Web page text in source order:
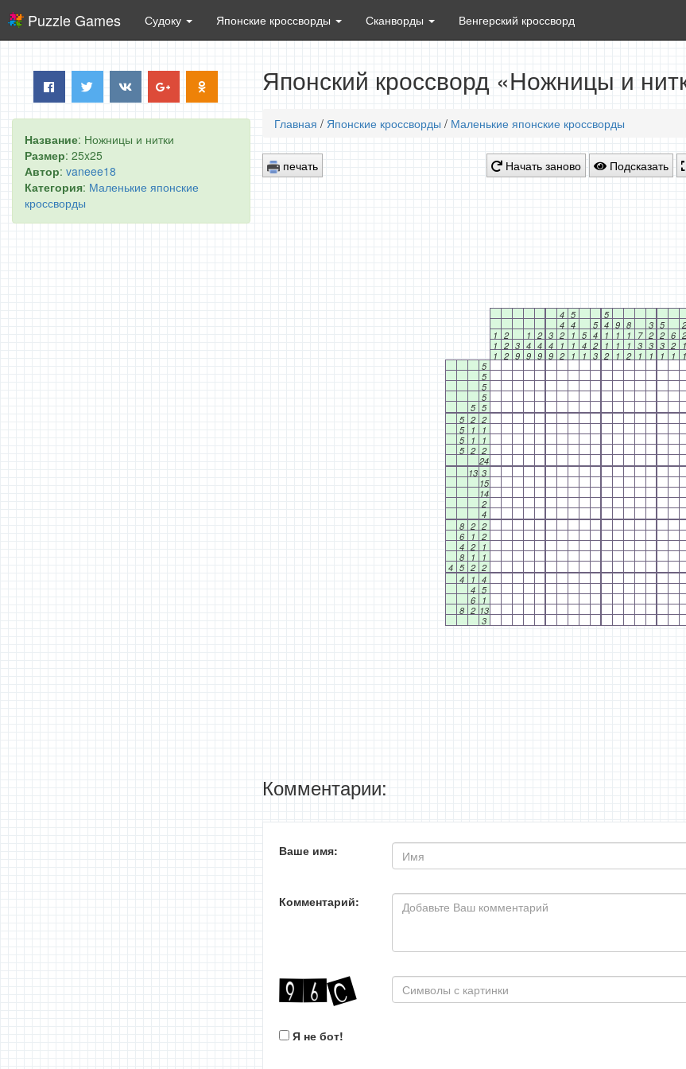
Puzzle Games Судоку Японские кроссворды Сканворды Венгерский кроссворд
Название: Ножницы и нитки
Размер: 25x25
Автор: vaneee18
Категория: Маленькие японские
кроссворды
Японский кроссворд «Ножницы и
Главная / Японские кроссворды / Маленькие японские кроссворды
печать Начать заново Подсказать
4 5 5
4 4 5 4 9 8 3 5 2
1 2 1 2 3 2 1 5 4 1 1 1 7 2 2 6 2
1 2 3 4 4 4 1 1 4 2 1 1 1 3 3 3 2 1
1 2 9 9 9 9 2 1 1 3 2 1 2 1 1 1 1 1
5
5
5
5
5 5
5 2 2
5
1
1
5
1
1
5 2 2
24
13 3
15
14
2
4
8 2 2
6
1 2
4 2
1
8
1
1
4 5 2 2
4
1 4
4 5
6
1
8 2 13
3
Комментарии:
Ваше имя:
Комментарий:
Я не бот!